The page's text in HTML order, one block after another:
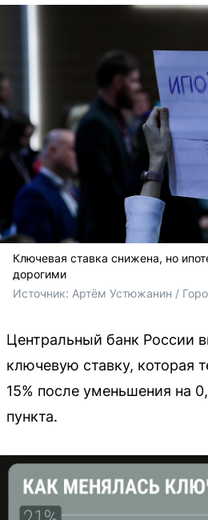
Ключевая ставка снижена, но
дорогими
Источник: Артём Устюжанин /
Центральный банк России
ключевую ставку, которая
15% после уменьшения на
пункта.